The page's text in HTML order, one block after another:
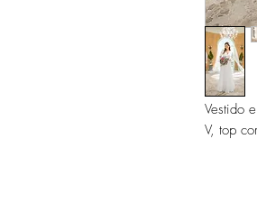
Vestido
V, top